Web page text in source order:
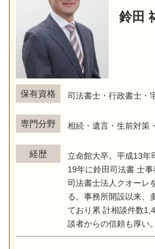
鈴田
保有資格 司法書士・行政書士・
専門分野 相続・遺言・生前対策
経歴
立命館大卒。平成13年
19年に鈴田司法書 士
司法書士法人クオーレ
る。事務所開設以来、
ており累 計相談件数
談者からの信頼も厚い。